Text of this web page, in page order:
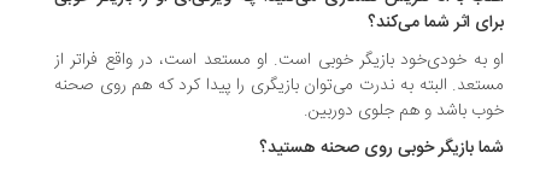
اثر شما می‌کند؟
به خودی‌خود بازیگر خوبی است. او مستعد است، در واقع فراتر از
البته به ندرت می‌توان بازیگری را پیدا کرد که هم روی صحنه
باشد و هم جلوی دوربین.
بازیگر خوبی روی صحنه هستید؟